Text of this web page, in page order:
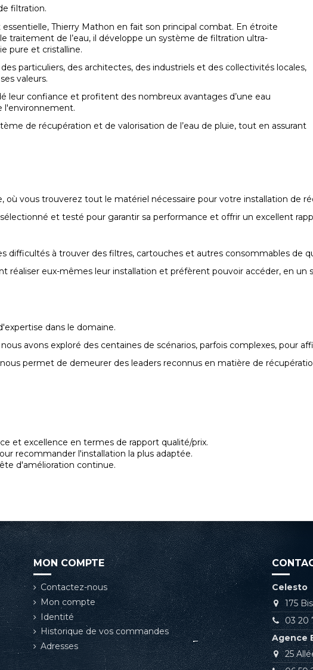
filtration.
essentielle, Thierry Mathon en fait son principal combat. En étroite
traitement de l’eau, il développe un système de filtration ultra-
pure et cristalline.
particuliers, des architectes, des industriels et des collectivités locales,
valeurs.
leur confiance et profitent des nombreux avantages d’une eau
l'environnement.
de récupération et de valorisation de l’eau de pluie, tout en assurant
où vous trouverez tout le matériel nécessaire pour votre installation de
et testé pour garantir sa performance et offrir un excellent
difficultés à trouver des filtres, cartouches et autres consommables de
réaliser eux-mêmes leur installation et préfèrent pouvoir accéder, en
dans le domaine.
avons exploré des centaines de scénarios, parfois complexes, pour
permet de demeurer des leaders reconnus en matière de
et excellence en termes de rapport qualité/prix.
recommander l'installation la plus adaptée.
d'amélioration continue.
MON COMPTE
Contactez-nous
Mon compte
Identité
Historique de vos commandes
Adresses
Celesto
175
03 20
Agence
25